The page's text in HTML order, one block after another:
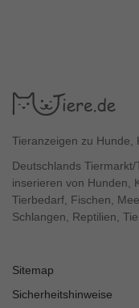
Tieranzeigen zu Hunde,
Deutschlands
inserieren von Hunden,
Tierbedarf, Fischen,
Schlangen, Reptilien,
Sitemap
Sicherheitshinweise